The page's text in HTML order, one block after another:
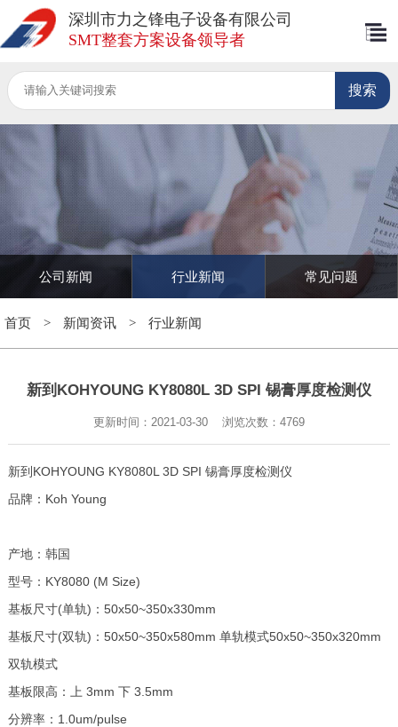
深圳市力之锋电子设备有限公司
SMT整套方案设备领导者
公司新闻 行业新闻 常见问题
首页 > 新闻资讯 > 行业新闻
新到KOHYOUNG KY8080L 3D SPI 锡膏厚度检测仪
更新时间：2021-03-30 浏览次数： 4769
新到KOHYOUNG KY8080L 3D SPI 锡膏厚度检测仪
品牌：Koh Young
产地：韩国
型号：KY8080 (M Size)
基板尺寸(单轨)：50x50~350x330mm
基板尺寸(双轨)：50x50~350x580mm 单轨模式50x50~350x320mm
双轨模式
基板限高：上 3mm 下 3.5mm
分辨率：1.0um/pulse